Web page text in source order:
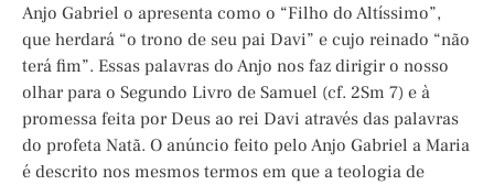
Anjo Gabriel o apresenta como o “Filho do Altíssimo”,
que herdará “o trono de seu pai Davi” e cujo reinado “não
terá fim”. Essas palavras do Anjo nos faz dirigir o nosso
olhar para o Segundo Livro de Samuel (cf. 2Sm 7) e à
promessa feita por Deus ao rei Davi através das palavras
do profeta Natã. O anúncio feito pelo Anjo Gabriel a Maria
é descrito nos mesmos termos em que a teologia de